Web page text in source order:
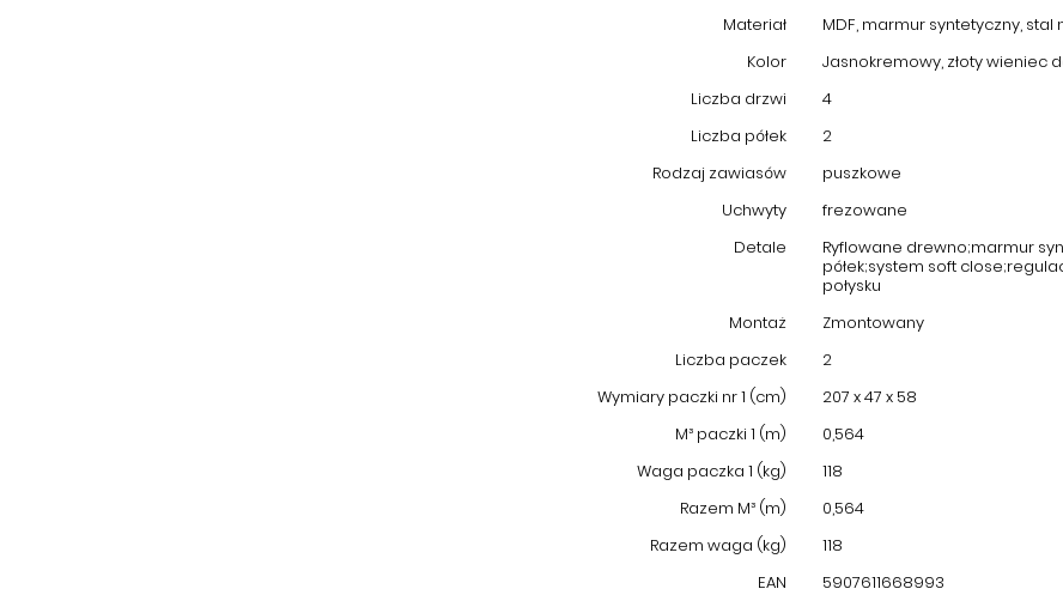
Materiał
MDF, marmur syntetyczny,
Kolor
Jasnokremowy, złoty wieniec
Liczba drzwi
4
Liczba półek
2
Rodzaj zawiasów
puszkowe
Uchwyty
frezowane
Detale
Ryflowane drewno;marmur
półek;system soft
połysku
Montaż
Zmontowany
Liczba paczek
2
Wymiary paczki nr 1 (cm)
207 x 47 x 58
M³ paczki 1 (m)
0,564
Waga paczka 1 (kg)
118
Razem M³ (m)
0,564
Razem waga (kg)
118
EAN
5907611668993